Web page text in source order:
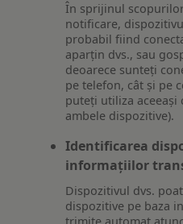
În sprijinul
notificare,
probabil fiind
aparțin dvs., sau
deoarece sunteți
pe telefon, cât și pe
puteți utiliza
ambele dispozitive).
Identificarea
informațiilor
Dispozitivul dvs.
dispozitive pe baza